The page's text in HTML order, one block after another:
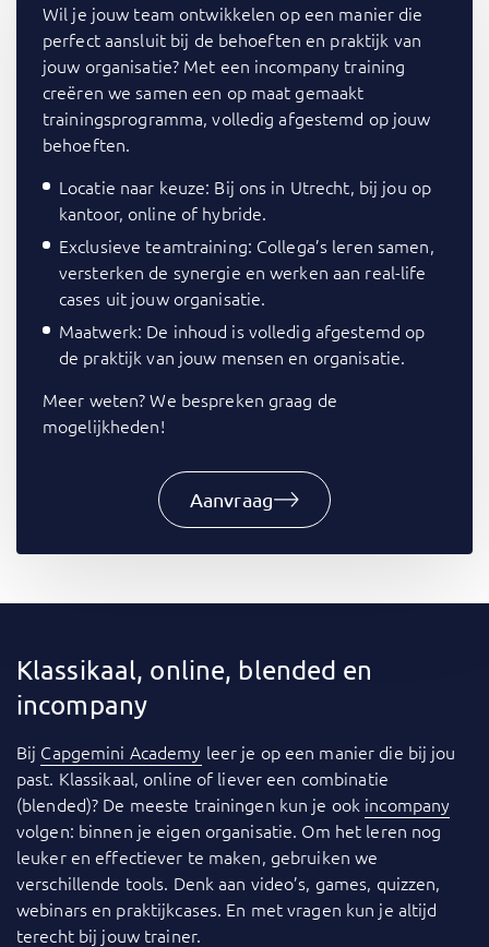
Wil je jouw team ontwikkelen op een manier die
perfect aansluit bij de behoeften en praktijk van
jouw organisatie? Met een incompany training
creëren we samen een op maat gemaakt
trainingsprogramma, volledig afgestemd op jouw
behoeften.
Locatie naar keuze: Bij ons in Utrecht, bij jou op
kantoor, online of hybride.
Exclusieve teamtraining: Collega’s leren samen,
versterken de synergie en werken aan real-life
cases uit jouw organisatie.
Maatwerk: De inhoud is volledig afgestemd op
de praktijk van jouw mensen en organisatie.
Meer weten? We bespreken graag de
mogelijkheden!
Aanvraag
Klassikaal, online, blended en
incompany
Bij Capgemini Academy leer je op een manier die bij jou
past. Klassikaal, online of liever een combinatie
(blended)? De meeste trainingen kun je ook incompany
volgen: binnen je eigen organisatie. Om het leren nog
leuker en effectiever te maken, gebruiken we
verschillende tools. Denk aan video’s, games, quizzen,
webinars en praktijkcases. En met vragen kun je altijd
terecht bij jouw trainer.